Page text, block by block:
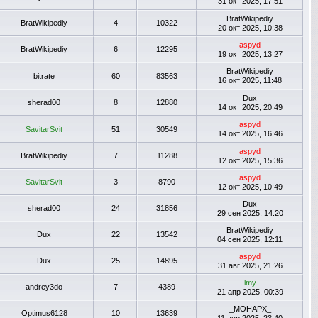
BratWikipediy 4 10322
BratWikipediy
20 окт 2025, 10:38
BratWikipediy 6 12295
aspyd
19 окт 2025, 13:27
bitrate 60 83563
BratWikipediy
16 окт 2025, 11:48
sherad00 8 12880
Dux
14 окт 2025, 20:49
SavitarSvit 51 30549
aspyd
14 окт 2025, 16:46
BratWikipediy 7 11288
aspyd
12 окт 2025, 15:36
SavitarSvit 3 8790
aspyd
12 окт 2025, 10:49
sherad00 24 31856
Dux
29 сен 2025, 14:20
Dux 22 13542
BratWikipediy
04 сен 2025, 12:11
Dux 25 14895
aspyd
31 авг 2025, 21:26
andrey3do 7 4389
lmy
21 апр 2025, 00:39
Optimus6128 10 13639
_MOHAPX_